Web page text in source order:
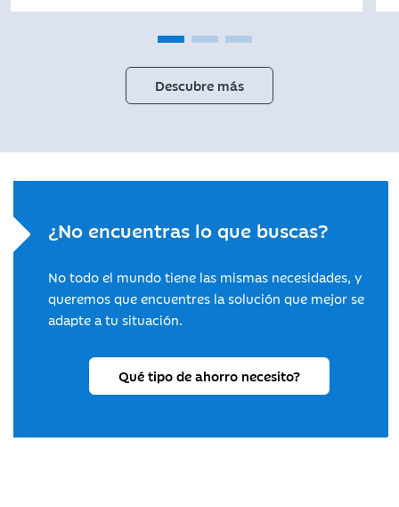
Descubre más
¿No encuentras lo que buscas?
No todo el mundo tiene las mismas necesidades, y
queremos que encuentres la solución que mejor se
adapte a tu situación.
Qué tipo de ahorro necesito?